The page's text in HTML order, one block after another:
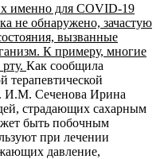
именно для CОVID-19
не обнаружено, зачастую
вызванные
К примеру, многие
Как сообщила
терапевтической
И.М. Сеченова Ирина
страдающих сахарным
быть побочным
при лечении
давление,